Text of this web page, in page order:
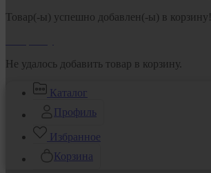
Товар(-ы) успешно добавлен(-ы) в корзину!
Не удалось добавить товар в корзину.
Каталог
Профиль
Избранное
Корзина